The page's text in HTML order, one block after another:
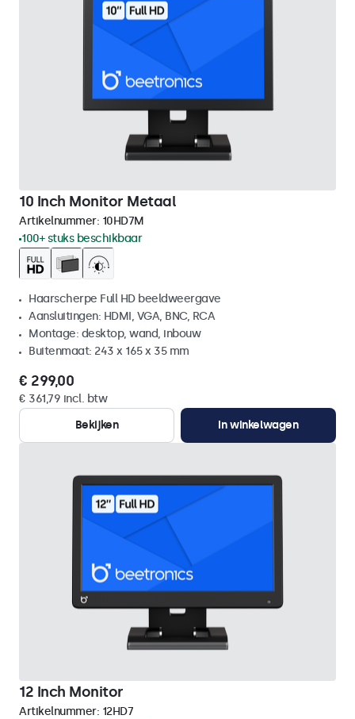
10 Inch Monitor Metaal
Artikelnummer: 10HD7M
100+ stuks beschikbaar
Haarscherpe Full HD beeldweergave
Aansluitingen: HDMI, VGA, BNC, RCA
Montage: desktop, wand, inbouw
Buitenmaat: 243 x 165 x 35 mm
€ 299,00
€ 361,79 incl. btw
Bekijken
In winkelwagen
12 Inch Monitor
Artikelnummer: 12HD7